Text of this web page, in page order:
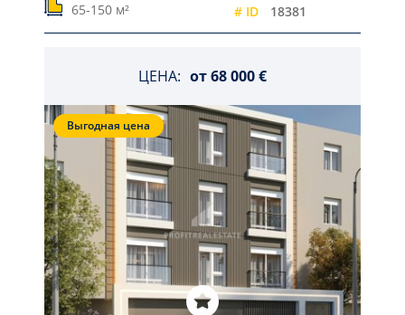
65-150 м²
# ID 18381
ЦЕНА: от68 000 €
Выгодная цена